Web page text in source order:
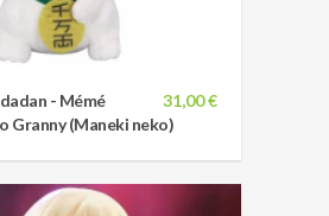
31,00 €
- Mémé
Granny (Maneki neko)